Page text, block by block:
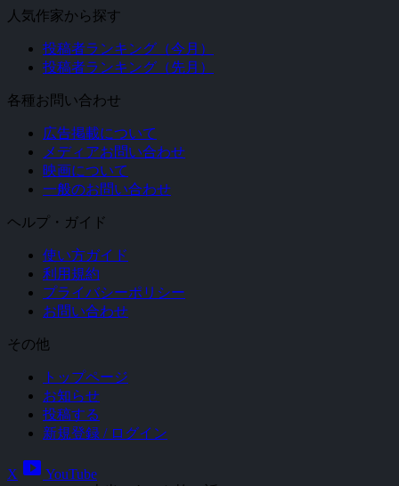
人気作家から探す
投稿者ランキング（今月）
投稿者ランキング（先月）
各種お問い合わせ
広告掲載について
メディアお問い合わせ
映画について
一般のお問い合わせ
ヘルプ・ガイド
使い方ガイド
利用規約
プライバシーポリシー
お問い合わせ
その他
トップページ
お知らせ
投稿する
新規登録 / ログイン
X smart_display YouTube